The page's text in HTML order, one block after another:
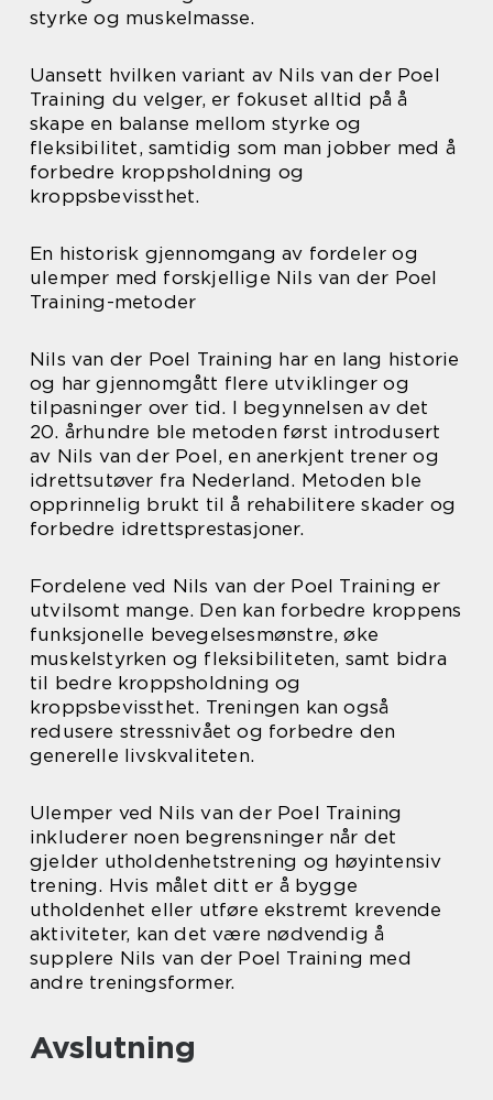
styrke og muskelmasse.
Uansett hvilken variant av Nils van der Poel
Training du velger, er fokuset alltid på å
skape en balanse mellom styrke og
fleksibilitet, samtidig som man jobber med å
forbedre kroppsholdning og
kroppsbevissthet.
En historisk gjennomgang av fordeler og
ulemper med forskjellige Nils van der Poel
Training-metoder
Nils van der Poel Training har en lang historie
og har gjennomgått flere utviklinger og
tilpasninger over tid. I begynnelsen av det
20. århundre ble metoden først introdusert
av Nils van der Poel, en anerkjent trener og
idrettsutøver fra Nederland. Metoden ble
opprinnelig brukt til å rehabilitere skader og
forbedre idrettsprestasjoner.
Fordelene ved Nils van der Poel Training er
utvilsomt mange. Den kan forbedre kroppens
funksjonelle bevegelsesmønstre, øke
muskelstyrken og fleksibiliteten, samt bidra
til bedre kroppsholdning og
kroppsbevissthet. Treningen kan også
redusere stressnivået og forbedre den
generelle livskvaliteten.
Ulemper ved Nils van der Poel Training
inkluderer noen begrensninger når det
gjelder utholdenhetstrening og høyintensiv
trening. Hvis målet ditt er å bygge
utholdenhet eller utføre ekstremt krevende
aktiviteter, kan det være nødvendig å
supplere Nils van der Poel Training med
andre treningsformer.
Avslutning